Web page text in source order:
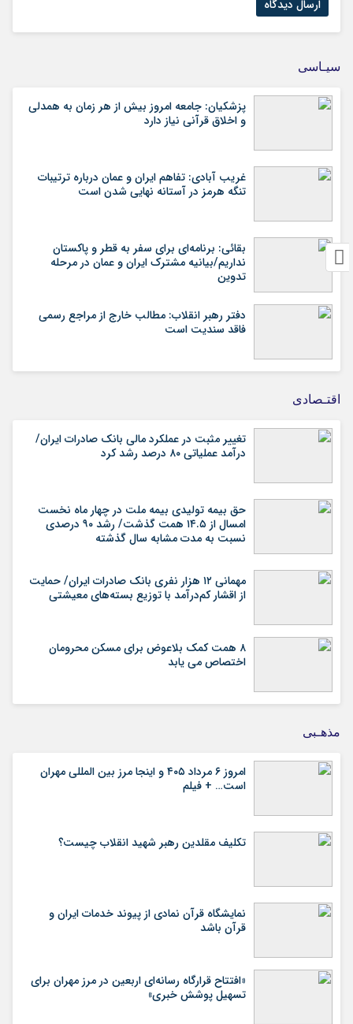
سیـاسی
پزشکیان: جامعه امروز بیش از هر زمان به همدلی
و اخلاق قرآنی نیاز دارد
غریب آبادی: تفاهم ایران و عمان درباره ترتیبات
تنگه هرمز در آستانه نهایی شدن است
بقائی: برنامه‌ای برای سفر به قطر و پاکستان
نداریم/بیانیه مشترک ایران و عمان در مرحله
تدوین
دفتر رهبر انقلاب: مطالب خارج از مراجع رسمی
فاقد سندیت است
اقتـصادی
تغییر مثبت در عملکرد مالی بانک صادرات ایران/
درآمد عملیاتی ۸۰ درصد رشد کرد
حق بیمه تولیدی بیمه ملت در چهار ماه نخست
امسال از ۱۴.۵ همت گذشت/ رشد ۹۰ درصدی
نسبت به مدت مشابه سال گذشته
مهمانی ۱۲ هزار نفری بانک صادرات ایران/ حمایت
از اقشار کم‌درآمد با توزیع بسته‌های معیشتی
۸ همت کمک بلاعوض برای مسکن محرومان
اختصاص می یابد
مذهـبی
امروز ۶ مرداد ۴۰۵ و اینجا مرز بین المللی مهران
است… + فیلم
تکلیف مقلدین رهبر شهید انقلاب چیست؟
نمایشگاه قرآن نمادی از پیوند خدمات ایران و
قرآن باشد
«افتتاح قرارگاه رسانه‌ای اربعین در مرز مهران برای
تسهیل پوشش خبری»